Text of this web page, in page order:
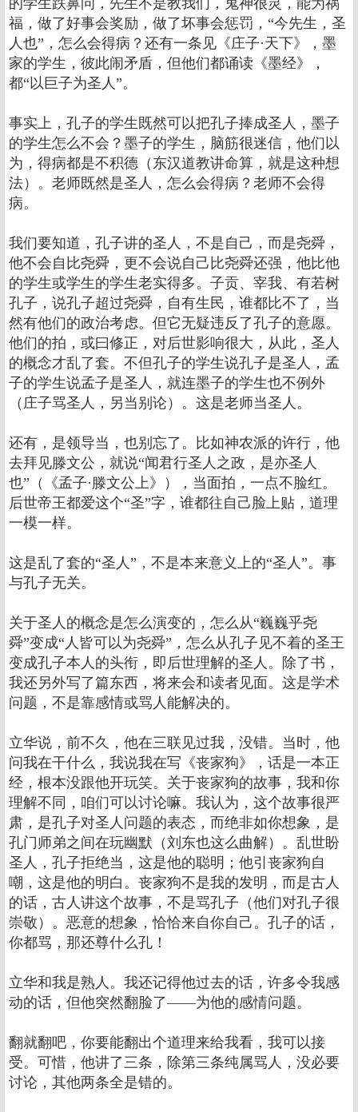
的学生跌鼻问，先生不是教我们，鬼神很灵，能为祸
福，做了好事会奖励，做了坏事会惩罚，“今先生，圣
人也”，怎么会得病？还有一条见《庄子·天下》，墨
家的学生，彼此闹矛盾，但他们都诵读《墨经》，
都“以巨子为圣人”。
事实上，孔子的学生既然可以把孔子捧成圣人，墨子
的学生怎么不会？墨子的学生，脑筋很迷信，他们以
为，得病都是不积德（东汉道教讲命算，就是这种想
法）。老师既然是圣人，怎么会得病？老师不会得
病。
我们要知道，孔子讲的圣人，不是自己，而是尧舜，
他不会自比尧舜，更不会说自己比尧舜还强，他比他
的学生或学生的学生老实得多。子贡、宰我、有若树
孔子，说孔子超过尧舜，自有生民，谁都比不了，当
然有他们的政治考虑。但它无疑违反了孔子的意愿。
他们的拍，或曰修正，对后世影响很大，从此，圣人
的概念才乱了套。不但孔子的学生说孔子是圣人，孟
子的学生说孟子是圣人，就连墨子的学生也不例外
（庄子骂圣人，另当别论）。这是老师当圣人。
还有，是领导当，也别忘了。比如神农派的许行，他
去拜见滕文公，就说“闻君行圣人之政，是亦圣人
也”（《孟子·滕文公上》），当面拍，一点不脸红。
后世帝王都爱这个“圣”字，谁都往自己脸上贴，道理
一模一样。
这是乱了套的“圣人”，不是本来意义上的“圣人”。事
与孔子无关。
关于圣人的概念是怎么演变的，怎么从“巍巍乎尧
舜”变成“人皆可以为尧舜”，怎么从孔子见不着的圣王
变成孔子本人的头衔，即后世理解的圣人。除了书，
我还另外写了篇东西，将来会和读者见面。这是学术
问题，不是靠感情或骂人能解决的。
立华说，前不久，他在三联见过我，没错。当时，他
问我在干什么，我说我在写《丧家狗》，话是一本正
经，根本没跟他开玩笑。关于丧家狗的故事，我和你
理解不同，咱们可以讨论嘛。我认为，这个故事很严
肃，是孔子对圣人问题的表态，而绝非如你想象，是
孔门师弟之间在玩幽默（刘东也这么曲解）。乱世盼
圣人，孔子拒绝当，这是他的聪明；他引丧家狗自
嘲，这是他的明白。丧家狗不是我的发明，而是古人
的话，古人讲这个故事，不是骂孔子（他们对孔子很
崇敬）。恶意的想象，恰恰来自你自己。孔子的话，
你都骂，那还尊什么孔！
立华和我是熟人。我还记得他过去的话，许多令我感
动的话，但他突然翻脸了——为他的感情问题。
翻就翻吧，你要能翻出个道理来给我看，我可以接
受。可惜，他讲了三条，除第三条纯属骂人，没必要
讨论，其他两条全是错的。